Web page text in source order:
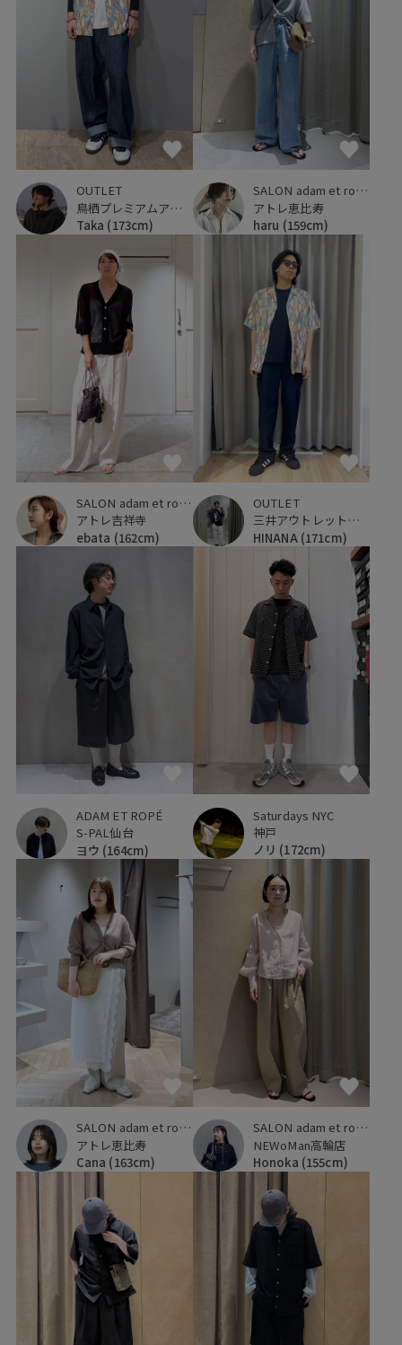
OUTLET
鳥栖プレミアムアウトレット
Taka (173cm)
SALON adam et ropé
アトレ恵比寿
haru (159cm)
SALON adam et ropé
アトレ吉祥寺
ebata (162cm)
OUTLET
三井アウトレットパーク ジャズドリーム長島
HINANA (171cm)
ADAM ET ROPÉ
S-PAL仙台
ヨウ (164cm)
Saturdays NYC
神戸
ノリ (172cm)
SALON adam et ropé
アトレ恵比寿
Cana (163cm)
SALON adam et ropé
NEWoMan高輪店
Honoka (155cm)